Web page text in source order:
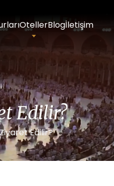
OtellerBlogİletişim
Edilir?
Edilir?